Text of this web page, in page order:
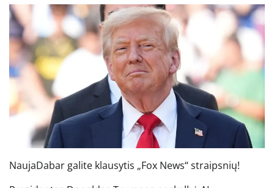
NaujaDabar galite klausytis „Fox News“ straipsnių!